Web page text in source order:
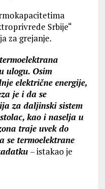
Srbije“
za grejanje.
ulogu. Osim
električne energije,
je i da se
za daljinski sistem
kao i naselja u
traje uvek do
se termoelektrane
– istakao je